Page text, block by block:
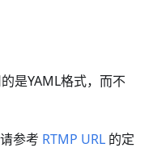
是YAML格式，而不
参考 RTMP URL 的定